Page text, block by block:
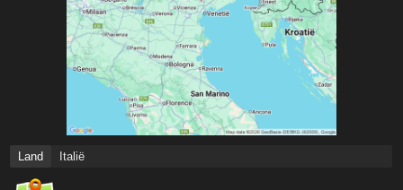
Land Italië